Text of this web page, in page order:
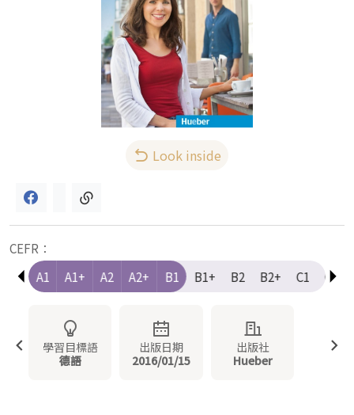
Look inside
CEFR：
A1
A1 A1+ A2 A2+ B1 B1+ B2 B2+ C1 C1+
學習目標語
德語
出版日期
2016/01/15
出版社
Hueber